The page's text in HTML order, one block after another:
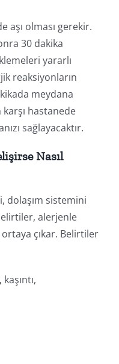
aşı olması gerekir.
30 dakika
yararlı
reaksiyonların
meydana
hastanede
sağlayacaktır.
Nasıl
dolaşım sistemini
alerjenle
ortaya çıkar. Belirtiler